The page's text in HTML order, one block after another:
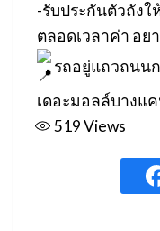
-รับประกันตัวถัง
ตลอดเวลาค่า อย
รถอยู่แถวถนน
เดอะมอลล์บางแ
519Views